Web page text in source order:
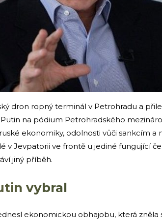
dron ropný terminál v Petrohradu a
Putin na pódium Petrohradského
ekonomiky, odolnosti vůči sankcím
v Jevpatorii ve frontě u jediné fungující
jiný příběh.
vybral
ekonomickou obhajobu, která zněla